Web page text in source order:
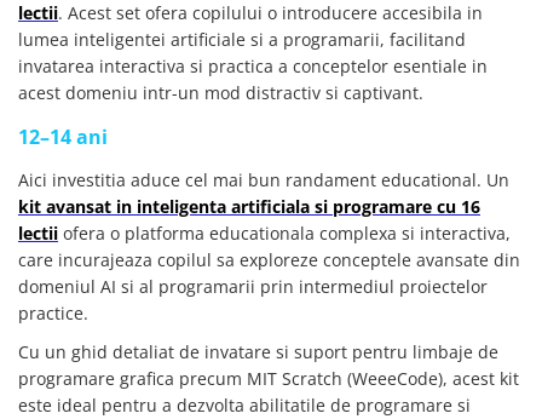
lectii. Acest set ofera copilului o introducere accesibila in
lumea inteligentei artificiale si a programarii, facilitand
invatarea interactiva si practica a conceptelor esentiale in
acest domeniu intr-un mod distractiv si captivant.
12–14 ani
Aici investitia aduce cel mai bun randament educational. Un
kit avansat in inteligenta artificiala si programare cu 16
lectii ofera o platforma educationala complexa si interactiva,
care incurajeaza copilul sa exploreze conceptele avansate din
domeniul AI si al programarii prin intermediul proiectelor
practice.
Cu un ghid detaliat de invatare si suport pentru limbaje de
programare grafica precum MIT Scratch (WeeeCode), acest kit
este ideal pentru a dezvolta abilitatile de programare si